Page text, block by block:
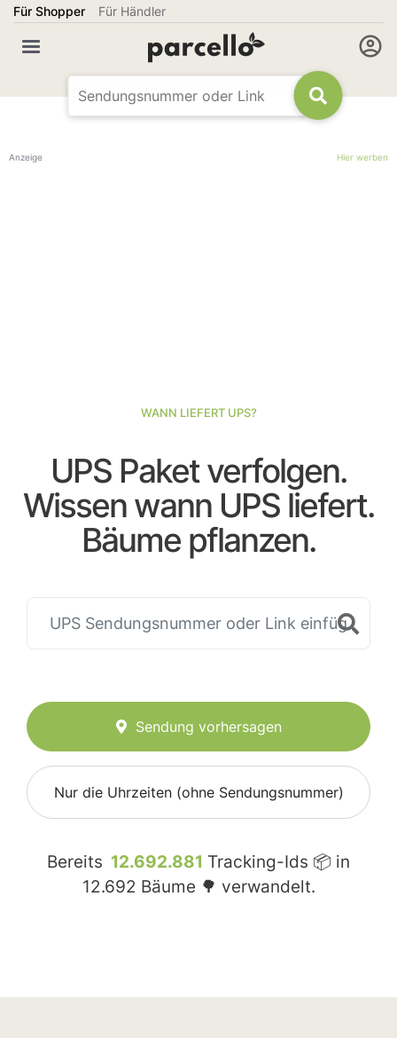
Für Shopper Für Händler
Anzeige Hier werben
WANN LIEFERT UPS?
UPS Paket verfolgen.
Wissen wann UPS liefert.
Bäume pflanzen.
Sendung vorhersagen
Nur die Uhrzeiten (ohne Sendungsnummer)
Bereits 12.692.881 Tracking-Ids 📦 in
12.692 Bäume 🌳 verwandelt.